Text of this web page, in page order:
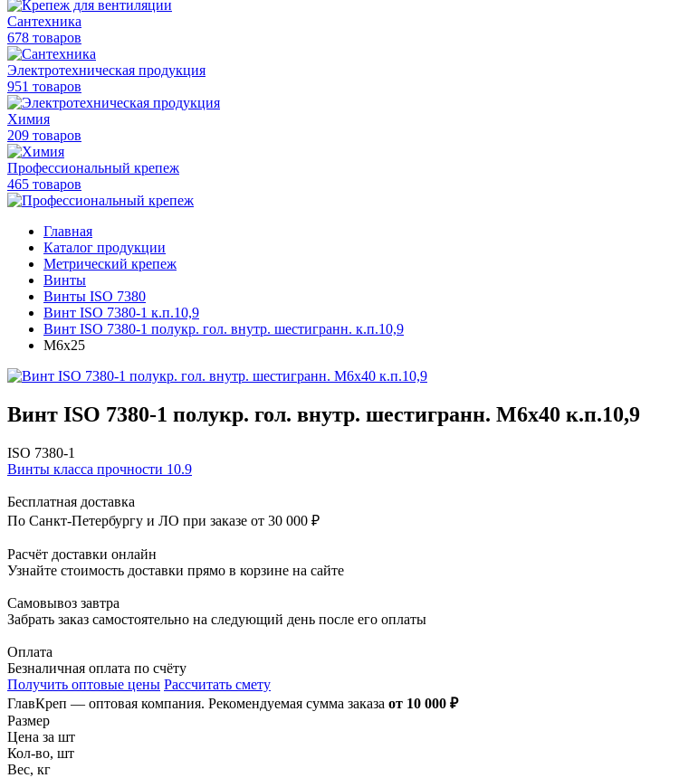
Сантехника
678 товаров
Электротехническая продукция
951 товаров
Химия
209 товаров
Профессиональный крепеж
465 товаров
Главная
Каталог продукции
Метрический крепеж
Винты
Винты ISO 7380
Винт ISO 7380-1 к.п.10,9
Винт ISO 7380-1 полукр. гол. внутр. шестигранн. к.п.10,9
М6х25
Винт ISO 7380-1 полукр. гол. внутр. шестигранн. М6х40 к.п.10,9
ISO 7380-1
Винты класса прочности 10.9
Бесплатная доставка
По Санкт-Петербургу и ЛО при заказе от 30 000 ₽
Расчёт доставки онлайн
Узнайте стоимость доставки прямо в корзине на сайте
Самовывоз завтра
Забрать заказ самостоятельно на следующий день после его оплаты
Оплата
Безналичная оплата по счёту
Получить оптовые цены Рассчитать смету
ГлавКреп — оптовая компания. Рекомендуемая сумма заказа от 10 000 ₽
Размер
Цена за шт
Кол-во, шт
Вес, кг